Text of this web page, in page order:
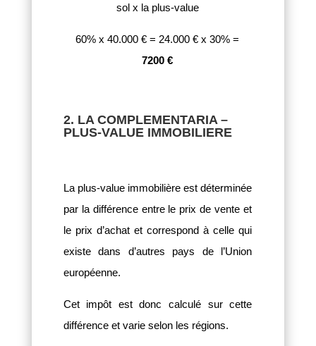
sol x la plus-value
60% x 40.000 € = 24.000 € x 30% =
7200 €
2. LA COMPLEMENTARIA –
PLUS-VALUE IMMOBILIERE
La plus-value immobilière est déterminée
par la différence entre le prix de vente et
le prix d’achat et correspond à celle qui
existe dans d’autres pays de l’Union
européenne.
Cet impôt est donc calculé sur cette
différence et varie selon les régions.